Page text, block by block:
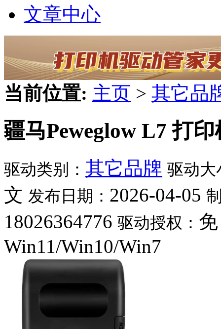
文章中心
当前位置: 主页 > 其它品
疆马Peweglow L7 打
驱动类别： 其它品牌 驱动大
文 发布日期： 2026-04-05
18026364776 驱动授权：
Win11/Win10/Win7